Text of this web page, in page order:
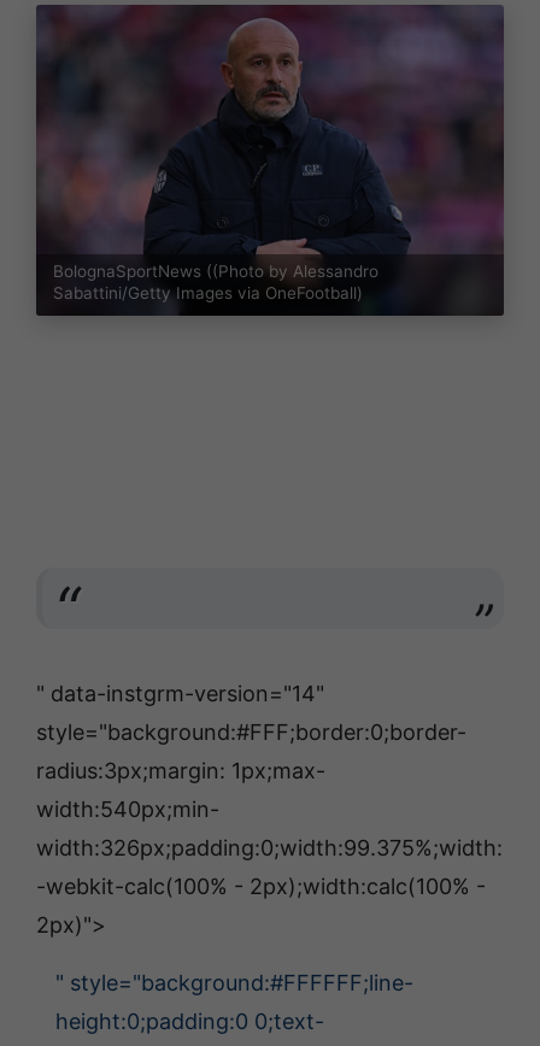
BolognaSportNews ((Photo by Alessandro
Sabattini/Getty Images via OneFootball)
" data-instgrm-version="14"
style="background:#FFF;border:0;border-
radius:3px;margin: 1px;max-
width:540px;min-
width:326px;padding:0;width:99.375%;width:
-webkit-calc(100% - 2px);width:calc(100% -
2px)">
" style="background:#FFFFFF;line-
height:0;padding:0 0;text-